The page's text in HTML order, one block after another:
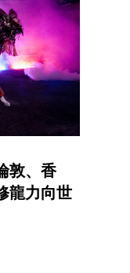
敦、香
龍力向世